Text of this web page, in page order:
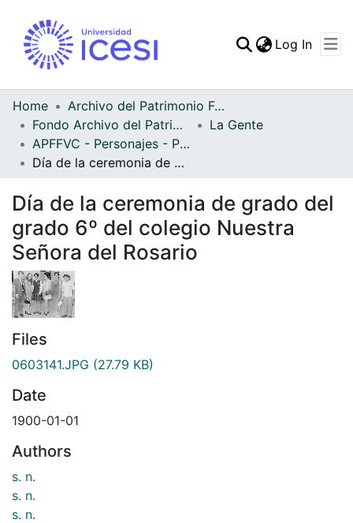
Statistics
Log In
Home
Archivo del Patrimonio Fotográfico y Fílmico del Valle del Cauca
Fondo Archivo del Patrimonio Fotográfico y Fílmico del Valle del Cauca
La Gente
APFFVC - Personajes - Patrimonial
Día de la ceremonia de grado del grado 6º del colegio Nuestra Señora del Rosario
Día de la ceremonia de grado del
grado 6º del colegio Nuestra
Señora del Rosario
Files
0603141.JPG (27.79 KB)
Date
1900-01-01
Authors
s. n.
s. n.
s. n.